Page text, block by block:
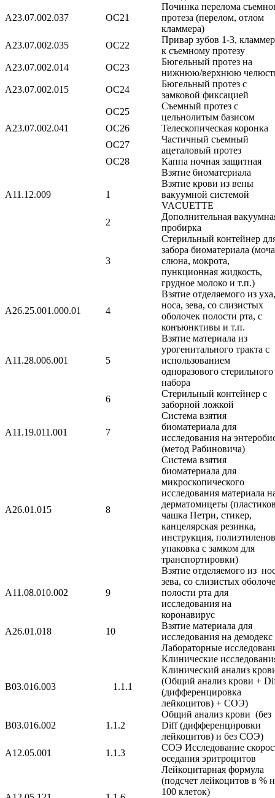
А23.07.002.037 ОС21
Починка перелома
протеза (перелом, отлом
кламмера)
А23.07.002.035
ОС22
Привар зубов 1-3,
к съемному протезу
А23.07.002.014
ОС23
Бюгельный протез на
нижнюю/верхнюю
А23.07.002.015
ОС24
Бюгельный протез с
замковой фиксацией
ОС25
Съемный протез с
цельнолитым базисом
А23.07.002.041
ОС26
Телескопическая коронка
ОС27
Частичный съемный
ацеталовый протез
ОС28
Каппа ночная защитная
Взятие биоматериала
A11.12.009 1
Взятие крови из вены
вакуумной системой
VACUETTE
2
Дополнительная
пробирка
3
Стерильный контейнер
забора биоматериала
слюна, мокрота,
пункционная жидкость,
грудное молоко и т.п.)
A26.25.001.000.01 4
Взятие отделяемого из уха,
носа, зева, со слизистых
оболочек полости рта, с
конъюнктивы и т.п.
A11.28.006.001 5
Взятие материала из
урогенитального тракта с
использованием
одноразового стерильного
набора
6
Стерильный контейнер с
заборной ложкой
A11.19.011.001 7
Система взятия
биоматериала для
исследования на
(метод Рабиновича)
A26.01.015 8
Система взятия
биоматериала для
микроскопического
исследования материала
дерматомицеты
чашка Петри, стикер,
канцелярская резинка,
инструкция,
упаковка с замком для
транспортировки)
A11.08.010.002 9
Взятие отделяемого из
зева, со слизистых
полости рта для
исследования на
коронавирус
A26.01.018
10
Взятие материала для
исследования на демодекс
Лабораторные
Клинические
B03.016.003 1.1.1
Клинический анализ
(Общий анализ крови +
(дифференцировка
лейкоцитов) + СОЭ)
B03.016.002 1.1.2
Общий анализ крови (без
Diff (дифференцировки
лейкоцитов) и без СОЭ)
A12.05.001
1.1.3
СОЭ Исследование
оседания эритроцитов
Лейкоцитарная формула
(подсчет лейкоцитов в %
100 клеток)